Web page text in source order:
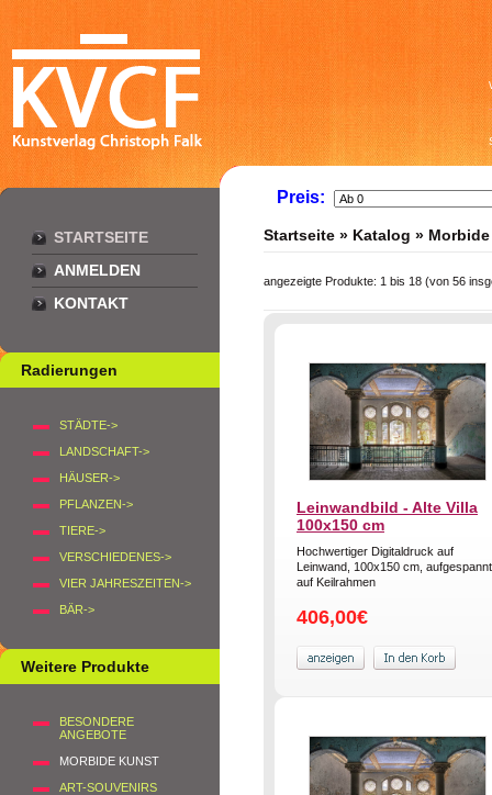
STARTSEITE
ANMELDEN
KONTAKT
Radierungen
STÄDTE->
LANDSCHAFT->
HÄUSER->
PFLANZEN->
TIERE->
VERSCHIEDENES->
VIER JAHRESZEITEN->
BÄR->
Weitere Produkte
BESONDERE
ANGEBOTE
MORBIDE KUNST
ART-SOUVENIRS
Preis:
Startseite » Katalog »
angezeigte Produkte: 1 bis 18 (von 56
Leinwandbild - Alte Villa
100x150 cm
Hochwertiger Digitaldruck auf
Leinwand, 100x150 cm, aufgespannt
auf Keilrahmen
406,00€